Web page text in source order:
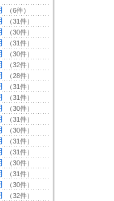
（6件）
（31件）
（30件）
（31件）
（30件）
（32件）
（28件）
（31件）
（31件）
（30件）
（31件）
（30件）
（31件）
（31件）
（30件）
（31件）
（30件）
（32件）